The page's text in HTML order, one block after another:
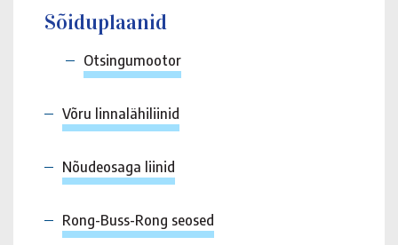
Sõiduplaanid
Otsingumootor
Võru linnalähiliinid
Nõudeosaga liinid
Rong-Buss-Rong seosed